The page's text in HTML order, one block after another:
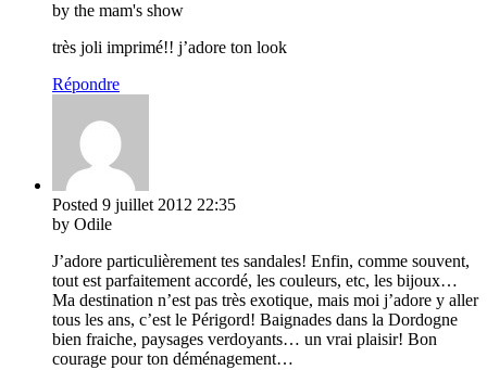
by the mam's show
très joli imprimé!! j’adore ton look
Répondre
Posted 9 juillet 2012 22:35
by Odile
J’adore particulièrement tes sandales! Enfin, comme souvent,
tout est parfaitement accordé, les couleurs, etc, les bijoux…
Ma destination n’est pas très exotique, mais moi j’adore y aller
tous les ans, c’est le Périgord! Baignades dans la Dordogne
bien fraiche, paysages verdoyants… un vrai plaisir! Bon
courage pour ton déménagement…